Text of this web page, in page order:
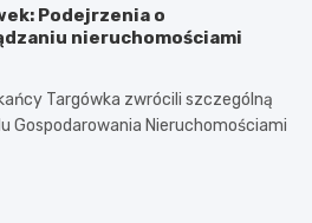
Podejrzenia o
nieruchomościami
Targówka zwrócili szczególną
Gospodarowania Nieruchomościami